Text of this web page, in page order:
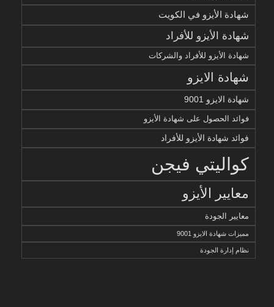
شهادة الأيزو في الكويت
شهادة الأيزو للأفراد
شهادة الأيزو للأفراد والشركات
شهادة الايزو
شهادة الايزو 9001
فوائد الحصول على شهادة الأيزو
فوائد شهادة الأيزو للأفراد
كواليتي فيجن
معايير الأيزو
معايير الجودة
مميزات شهادة الايزو 9001
نظام إدارة الجودة